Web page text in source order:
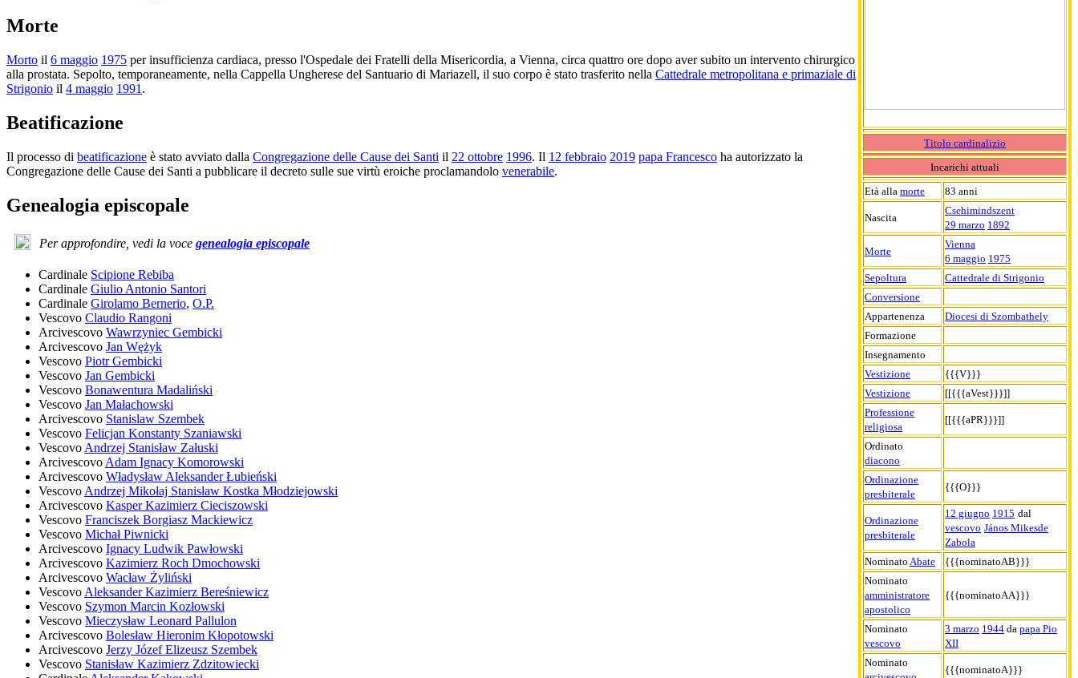
Titolo cardinalizio
Incarichi attuali
Età alla morte 83 anni
Nascita
Csehimindszent
29 marzo 1892
Morte
Vienna
6 maggio 1975
Sepoltura
Cattedrale di Strigonio
Conversione
Appartenenza
Diocesi di Szombathely
Formazione
Insegnamento
Vestizione
{{{V}}}
Vestizione
[[{{{aVest}}}]]
Professione
religiosa
[[{{{aPR}}}]]
Ordinato
diacono
Ordinazione
presbiterale
{{{O}}}
Ordinazione
presbiterale
12 giugno 1915 dal
vescovo János Mikesde
Zabola
Nominato Abate
{{{nominatoAB}}}
Nominato
amministratore
apostolico
{{{nominatoAA}}}
Nominato
vescovo
3 marzo 1944 da papa Pio
XII
Nominato
{{{nominatoA}}}
Morte
Morto il 6 maggio 1975 per insufficienza cardiaca, presso l'Ospedale dei Fratelli della Misericordia, a Vienna, circa quattro ore dopo aver subito un intervento chirurgico
alla prostata. Sepolto, temporaneamente, nella Cappella Ungherese del Santuario di Mariazell, il suo corpo è stato trasferito nella Cattedrale metropolitana e primaziale di
Strigonio il 4 maggio 1991 .
Beatificazione
Il processo di beatificazione è stato avviato dalla Congregazione delle Cause dei Santi il 22 ottobre 1996. Il 12 febbraio 2019 papa Francesco ha autorizzato la
Congregazione delle Cause dei Santi a pubblicare il decreto sulle sue virtù eroiche proclamandolo venerabile.
Genealogia episcopale
Per approfondire, vedi la voce genealogia episcopale
Cardinale Scipione Rebiba
Cardinale Giulio Antonio Santori
Cardinale Girolamo Bernerio, O.P.
Vescovo Claudio Rangoni
Arcivescovo Wawrzyniec Gembicki
Arcivescovo Jan Wężyk
Vescovo Piotr Gembicki
Vescovo Jan Gembicki
Vescovo Bonawentura Madaliński
Vescovo Jan Małachowski
Arcivescovo Stanislaw Szembek
Vescovo Felicjan Konstanty Szaniawski
Vescovo Andrzej Stanisław Załuski
Arcivescovo Adam Ignacy Komorowski
Arcivescovo Władysław Aleksander Łubieński
Vescovo Andrzej Mikołaj Stanisław Kostka Młodziejowski
Arcivescovo Kasper Kazimierz Cieciszowski
Vescovo Franciszek Borgiasz Mackiewicz
Vescovo Michał Piwnicki
Arcivescovo Ignacy Ludwik Pawłowski
Arcivescovo Kazimierz Roch Dmochowski
Arcivescovo Wacław Żyliński
Vescovo Aleksander Kazimierz Bereśniewicz
Vescovo Szymon Marcin Kozłowski
Vescovo Mieczysław Leonard Pallulon
Arcivescovo Bolesław Hieronim Kłopotowski
Arcivescovo Jerzy Józef Elizeusz Szembek
Vescovo Stanisław Kazimierz Zdzitowiecki